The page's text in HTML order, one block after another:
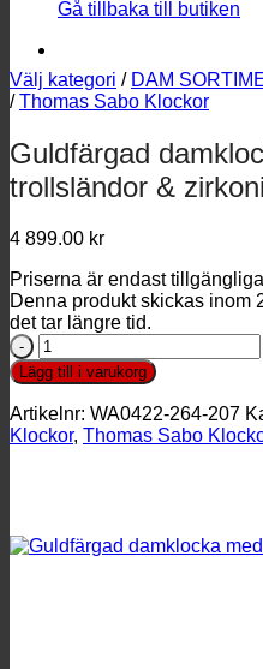
Gå tillbaka till butiken
Välj kategori / DAM
/ Thomas Sabo Klockor
Guldfärgad
trollsländor &
4 899.00 kr
Priserna är endast
Denna produkt skickas inom
det tar längre tid.
Guldfärgad
damklocka
med
33
mm,
trollsländor
Lägg till i varukorg
Artikelnr: WA0422-264-207
Klockor, Thomas Sabo